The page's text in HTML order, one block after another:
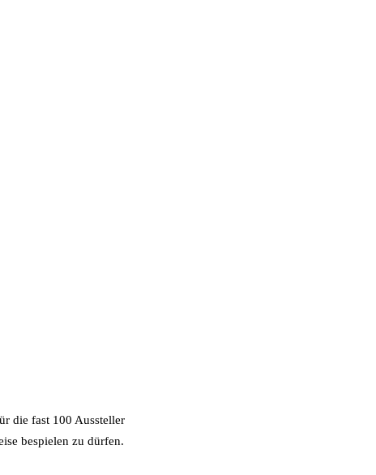
die fast 100 Aussteller
bespielen zu dürfen.